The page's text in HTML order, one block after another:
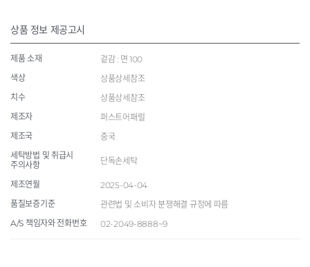
상품 정보 제공고시
제품 소재
겉감 : 면 100
색상
상품상세참조
치수
상품상세참조
제조자
퍼스트어패럴
제조국
중국
세탁방법 및 취급시
주의사항
단독손세탁
제조연월
2025-04-04
품질보증기준
관련법 및 소비자 분쟁해결 규정에 따름
A/S 책임자와 전화번호
02-2049-8888~9